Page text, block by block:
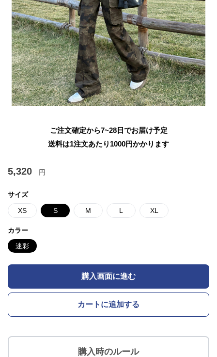
ご注文確定から7~28日でお届け予定
送料は1注文あたり 1000円かかります
5,320 円
サイズ
XS S M L XL
カラー
迷彩
購入画面に進む
カートに追加する
購入時のルール